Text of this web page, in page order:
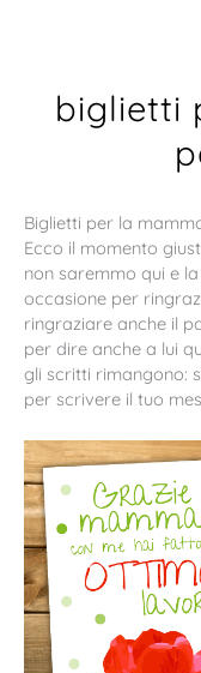
biglietti
Biglietti per la
Ecco il momento
non saremmo qui e
occasione per
ringraziare anche il
per dire anche a lui
gli scritti rimangono:
per scrivere il tuo